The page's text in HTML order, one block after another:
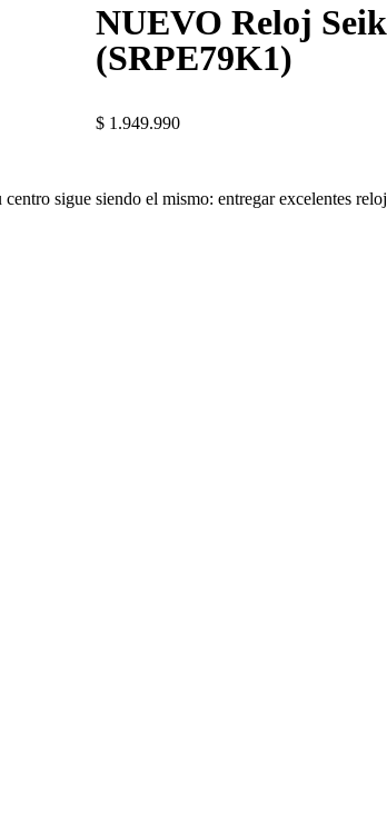
NUEVO Reloj
(SRPE79K1)
$ 1.949.990
sigue siendo el mismo: entregar excelentes